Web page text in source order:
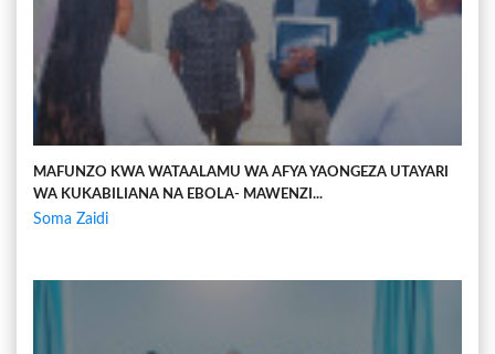
MAFUNZO KWA WATAALAMU WA AFYA YAONGEZA UTAYARI
WA KUKABILIANA NA EBOLA- MAWENZI...
Soma Zaidi